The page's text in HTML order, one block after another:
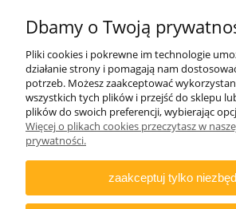
ZAMAWIANIE
DODATKOWE
Dbamy o Twoją
Pliki cookies i pokrewne im technologie
działanie strony i pomagają nam
potrzeb. Możesz zaakceptować
wszystkich tych plików i przejść do sklepu
plików do swoich preferencji, wybierając
Więcej o plikach cookies przeczytasz w
prywatności.
zaakceptuj tylko